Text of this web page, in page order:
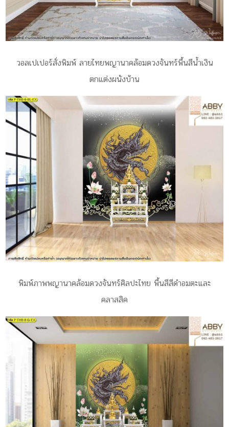
วอลเปเปอร์สั่งพิมพ์ ลายไทยพญานาคล้อมดวงจันทร์พื้นสีน้ำเงิน
ตกแต่งผนังบ้าน
พิมพ์ภาพพญานาคล้อมดวงจันทร์ศิลปะไทย พื้นสีสีดำอมตะและ
คลาสสิค